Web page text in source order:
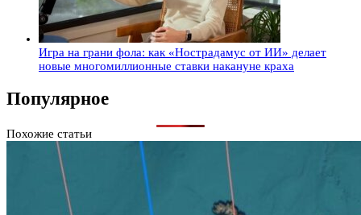
Игра на грани фола: как «Нострадамус от ИИ» делает
новые многомиллионные ставки накануне краха
Популярное
Похожие статьи